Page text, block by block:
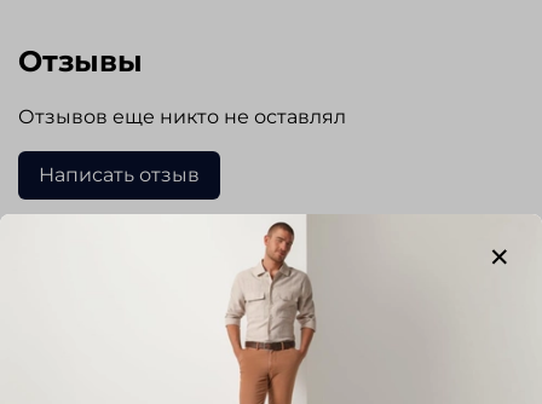
Отзывы
Отзывов еще никто не оставлял
Написать отзыв